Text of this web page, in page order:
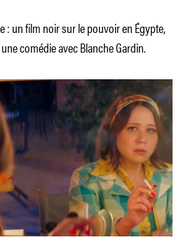
: un film noir sur le pouvoir en Égypte,
comédie avec Blanche Gardin.